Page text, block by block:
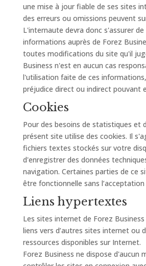
une mise à jour fiable de ses sites
des erreurs ou omissions peuvent
L'internaute devra donc s'assurer
informations auprès de Forez
toutes modifications du site qu'il
Business n'est en aucun cas
l'utilisation faite de ces
préjudice direct ou indirect pouvant
Cookies
Pour des besoins de statistiques et
présent site utilise des cookies. Il
fichiers textes stockés sur votre
d'enregistrer des données
navigation. Certaines parties de ce
être fonctionnelle sans l’acceptation
Liens hypertextes
Les sites internet de Forez
liens vers d’autres sites internet ou
ressources disponibles sur Internet.
Forez Business ne dispose d'aucun